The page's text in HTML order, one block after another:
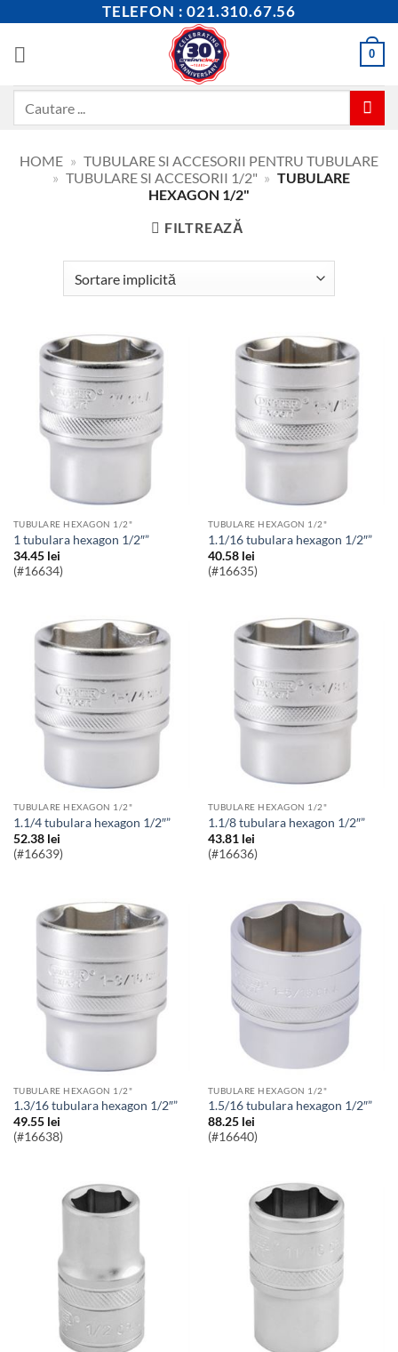
content
TELEFON : 021.310.67.56
0
HOME » TUBULARE SI ACCESORII PENTRU TUBULARE
» TUBULARE SI ACCESORII 1/2" » TUBULARE
HEXAGON 1/2"
FILTREAZĂ
TUBULARE HEXAGON 1/2"
1 tubulara hexagon 1/2″”
34.45 lei
(#16634)
TUBULARE HEXAGON 1/2"
1.1/16 tubulara hexagon 1/2″”
40.58 lei
(#16635)
TUBULARE HEXAGON 1/2"
1.1/4 tubulara hexagon 1/2″”
52.38 lei
(#16639)
TUBULARE HEXAGON 1/2"
1.1/8 tubulara hexagon 1/2″”
43.81 lei
(#16636)
TUBULARE HEXAGON 1/2"
1.3/16 tubulara hexagon 1/2″”
49.55 lei
(#16638)
TUBULARE HEXAGON 1/2"
1.5/16 tubulara hexagon 1/2″”
88.25 lei
(#16640)